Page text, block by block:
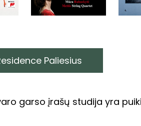
Paliesius
garso įrašų studija yra